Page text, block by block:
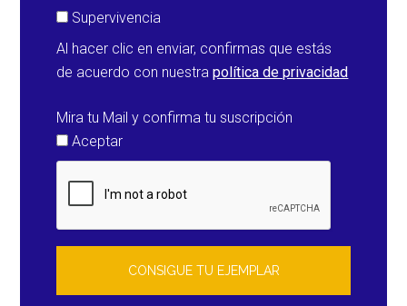
Supervivencia
Al hacer clic en enviar, confirmas que estás
de acuerdo con nuestrapolítica de privacidad
Mira tu Mail y confirma tu suscripción
Aceptar